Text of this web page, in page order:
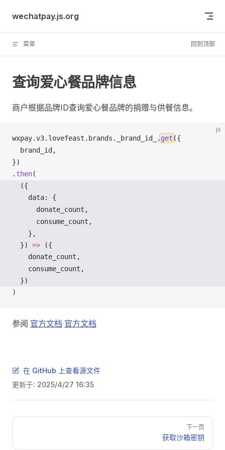
Skip to content
wechatpay.js.org
菜单 回到顶部
查询爱心餐品牌信息
商户根据品牌ID查询爱心餐品牌的捐赠与供餐信息。
js
wxpay.v3. lovefeast . brands . _brand_id_ . get ({
brand_id ,
})
. then(
  ({
data: {
donate_count ,
consume_count ,
    },
  })
=> ({
donate_count ,
consume_count ,
  })
)
参阅 官方文档 官方文档
在 GitHub 上查看源文件
更新于: 2025/4/27 16:35
Pager
下一页
获取沙箱密钥